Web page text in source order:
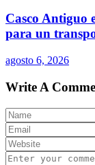
Casco Antiguo
para un
agosto 6, 2026
Write A